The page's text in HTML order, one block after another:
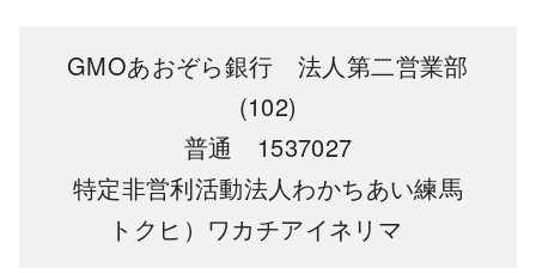
GMOあおぞら銀行 法人第二営業部
(102)
普通 1537027
特定非営利活動法人わかちあい練馬
トクヒ）ワカチアイネリマ